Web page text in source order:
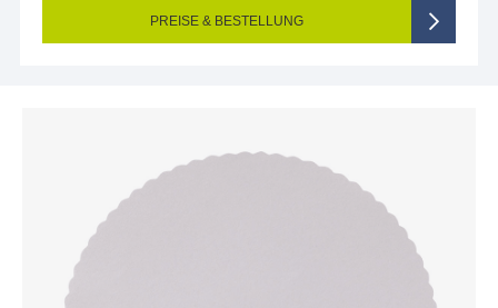
PREISE & BESTELLUNG